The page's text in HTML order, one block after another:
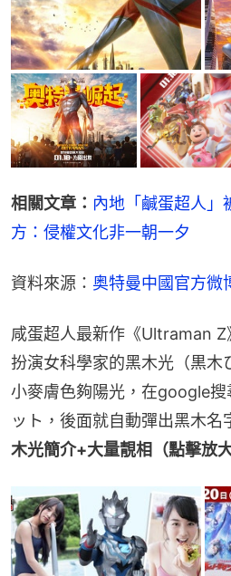
相關文章： 內地「鹹蛋超人」
方：侵權文化非一朝一夕
資料來源： 奥特曼中國官方微
咸蛋超人最新作《Ultraman
扮演女科學家的黑木光（黒木
小麥膚色夠陽光，在google
ット，後面就自動彈出黑木名
木光簡介+大量靚相（點擊放